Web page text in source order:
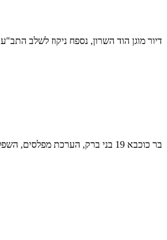
דיור מוגן הוד השרון, נספח ניקוז לשלב התב"ע
בר כוכבא 19 בני ברק, הערכת מפלסים, השפלת מי תהום